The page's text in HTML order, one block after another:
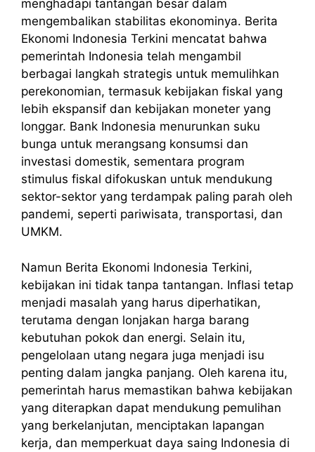
menghadapi tantangan besar dalam
mengembalikan stabilitas ekonominya. Berita
Ekonomi Indonesia Terkini mencatat bahwa
pemerintah Indonesia telah mengambil
berbagai langkah strategis untuk memulihkan
perekonomian, termasuk kebijakan fiskal yang
lebih ekspansif dan kebijakan moneter yang
longgar. Bank Indonesia menurunkan suku
bunga untuk merangsang konsumsi dan
investasi domestik, sementara program
stimulus fiskal difokuskan untuk mendukung
sektor-sektor yang terdampak paling parah oleh
pandemi, seperti pariwisata, transportasi, dan
UMKM.
Namun Berita Ekonomi Indonesia Terkini,
kebijakan ini tidak tanpa tantangan. Inflasi tetap
menjadi masalah yang harus diperhatikan,
terutama dengan lonjakan harga barang
kebutuhan pokok dan energi. Selain itu,
pengelolaan utang negara juga menjadi isu
penting dalam jangka panjang. Oleh karena itu,
pemerintah harus memastikan bahwa kebijakan
yang diterapkan dapat mendukung pemulihan
yang berkelanjutan, menciptakan lapangan
kerja, dan memperkuat daya saing Indonesia di